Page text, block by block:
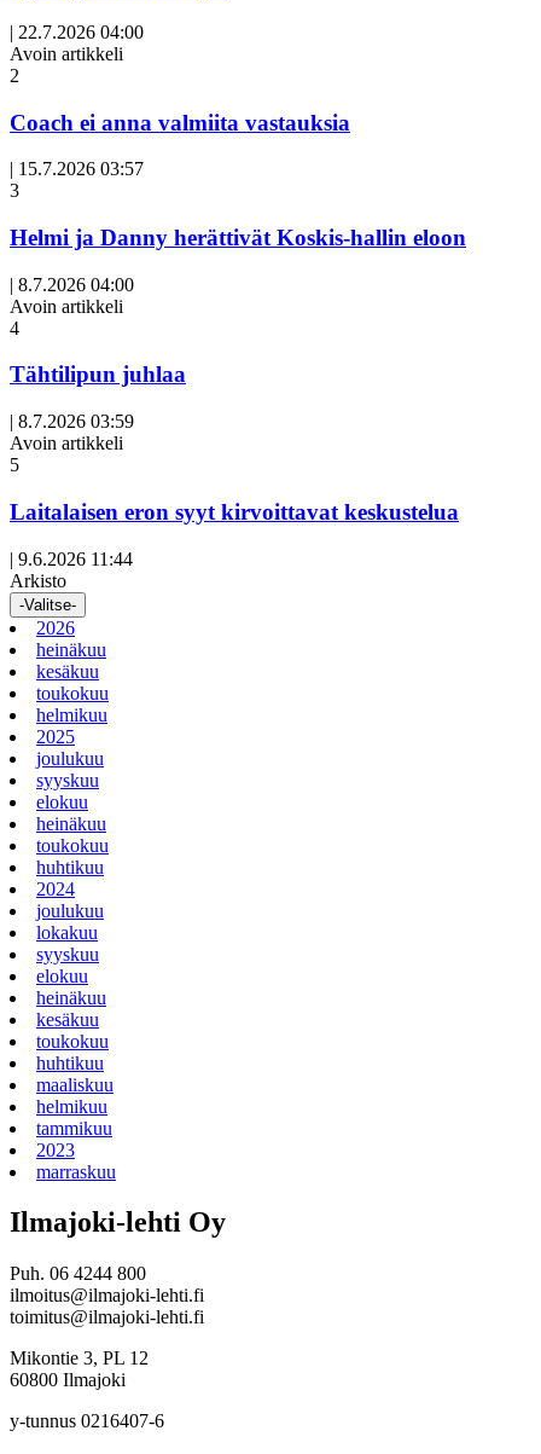
| 22.7.2026 04:00
Avoin artikkeli
2
Coach ei anna valmiita vastauksia
| 15.7.2026 03:57
3
Helmi ja Danny herättivät Koskis-hallin eloon
| 8.7.2026 04:00
Avoin artikkeli
4
Tähtilipun juhlaa
| 8.7.2026 03:59
Avoin artikkeli
5
Laitalaisen eron syyt kirvoittavat keskustelua
| 9.6.2026 11:44
Arkisto
-Valitse-
2026
heinäkuu
kesäkuu
toukokuu
helmikuu
2025
joulukuu
syyskuu
elokuu
heinäkuu
toukokuu
huhtikuu
2024
joulukuu
lokakuu
syyskuu
elokuu
heinäkuu
kesäkuu
toukokuu
huhtikuu
maaliskuu
helmikuu
tammikuu
2023
marraskuu
Ilmajoki-lehti Oy
Puh. 06 4244 800
ilmoitus@ilmajoki-lehti.fi
toimitus@ilmajoki-lehti.fi
Mikontie 3, PL 12
60800 Ilmajoki
y-tunnus 0216407-6